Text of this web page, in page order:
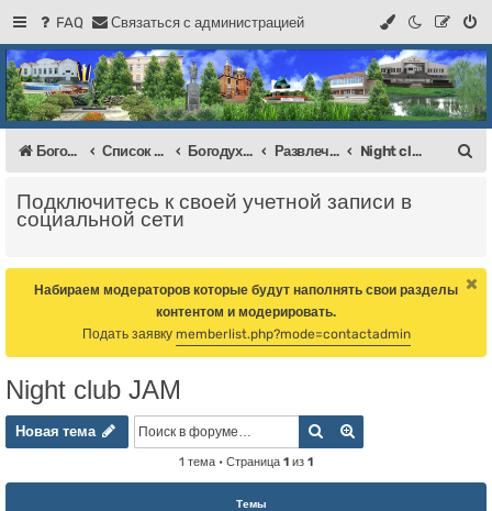
FAQ Связаться с администрацией
Регистрация
Форум Богодухова
Богодухов
Богодухов Список форумов Богодухов Развлечения Night club JAM
к
Подключитесь к своей учетной записи в
социальной сети
Набираем модераторов которые будут наполнять свои разделы
контентом и модерировать.
Подать заявку memberlist.php?mode=contactadmin
Night club JAM
Новая тема
Новая тема Поиск
1 тема • Страница 1 из 1
Темы